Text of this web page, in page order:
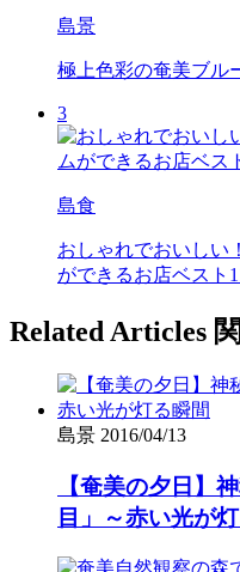
島景
極上色彩の奄美ブル
3
島食
おしゃれでおいしい
ができるお店ベスト
Related Articles
島景 2016/04/13
【奄美の夕日】
目」～赤い光が